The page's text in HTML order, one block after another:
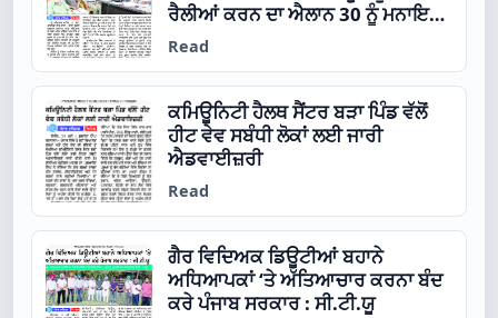
ਰੈਲੀਆਂ ਕਰਨ ਦਾ ਐਲਾਨ 30 ਨੂੰ ਮਨਾਇਆ
ਜਾਵੇਗਾ ‘ਸੀਟੂ’ ਦਾ ਸਥਾਪਨਾ ਦਿਵਸ
Read
ਕਮਿਊਨਿਟੀ ਹੈਲਥ ਸੈਂਟਰ ਬੜਾ ਪਿੰਡ ਵੱਲੋਂ
ਹੀਟ ਵੇਵ ਸਬੰਧੀ ਲੋਕਾਂ ਲਈ ਜਾਰੀ
ਐਡਵਾਈਜ਼ਰੀ
Read
ਗੈਰ ਵਿਦਿਅਕ ਡਿਊਟੀਆਂ ਬਹਾਨੇ
ਅਧਿਆਪਕਾਂ ‘ਤੇ ਅੱਤਿਆਚਾਰ ਕਰਨਾ ਬੰਦ
ਕਰੇ ਪੰਜਾਬ ਸਰਕਾਰ : ਸੀ.ਟੀ.ਯੂ